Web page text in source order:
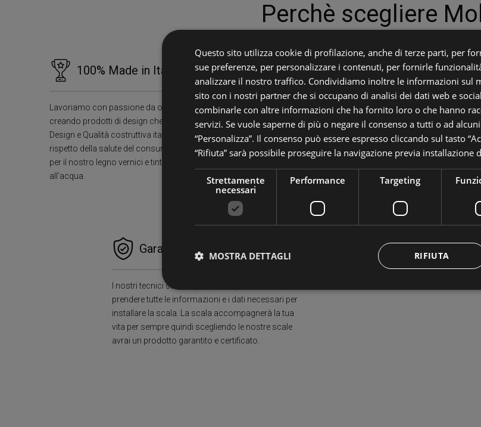
Perchè scegliere
100% Made in Italy dal 1966
Lavoriamo con passione da oltre 60 anni,
creando prodotti di design che durano nel tempo.
Design e Qualità costruttiva italiana superiore e
rispetto della salute del consumatore utilizzando
per il nostro legno vernici e tinte ecologiche
all'acqua.
Le scale più solide e
Utilizziamo assi intere di massiccio lamellare
a 450 cm di lunghezza. I gradini delle nostre scale
sono direttamente incassati nella struttura
con asole realizzate su misura al millimetro per
nostre scale hanno una PORTATA DI ALMENO
nel settore.
Garanzie e Zero Pensieri
I nostri tecnici sul campo si occuperanno di
prendere tutte le informazioni e i dati necessari per
installare la scala. La scala accompagnerà la tua
vita per sempre quindi scegliendo le nostre scale
avrai un prodotto garantito e certificato.
Questo sito utilizza cookie di profilazione, anche di terze parti, per
sue preferenze, per personalizzare i contenuti, per fornirle
analizzare il nostro traffico. Condividiamo inoltre le informazioni sul
sito con i nostri partner che si occupano di analisi dei dati web e
combinarle con altre informazioni che ha fornito loro o che hanno
servizi. Se vuole saperne di più o negare il consenso a tutti o ad
“Personalizza”. Il consenso può essere espresso cliccando sul tasto
“Rifiuta” sarà possibile proseguire la navigazione previa installazione
Strettamente
necessari
Performance Targeting
RIFIUTA
MOSTRA DETTAGLI
Strettamente necessari
I cookie strettamente necessari consentono le funzionalità principali del sito web come
dell'account. Il sito web non può essere utilizzato correttamente senza i cookie
Cookie generato da
PHP. Si tratta di un